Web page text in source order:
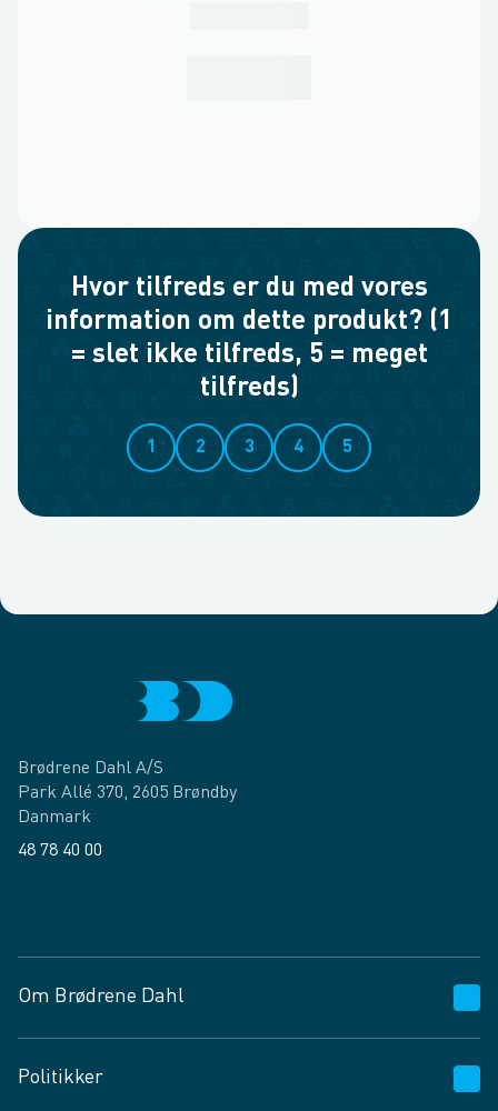
Hvor tilfreds er du med vores
information om dette produkt? (1
= slet ikke tilfreds, 5 = meget
tilfreds)
1 2 3 4 5
Brødrene Dahl A/S
Park Allé 370, 2605 Brøndby
Danmark
48 78 40 00
Om Brødrene Dahl
Vagttelefon 30 10 89 89
Politikker